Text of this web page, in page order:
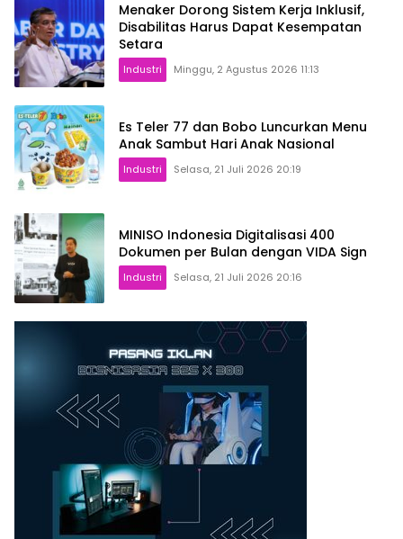
Menaker Dorong Sistem Kerja Inklusif,
Disabilitas Harus Dapat Kesempatan
Setara
Industri Minggu, 2 Agustus 2026 11:13
Es Teler 77 dan Bobo Luncurkan Menu
Anak Sambut Hari Anak Nasional
Industri Selasa, 21 Juli 2026 20:19
MINISO Indonesia Digitalisasi 400
Dokumen per Bulan dengan VIDA Sign
Industri Selasa, 21 Juli 2026 20:16